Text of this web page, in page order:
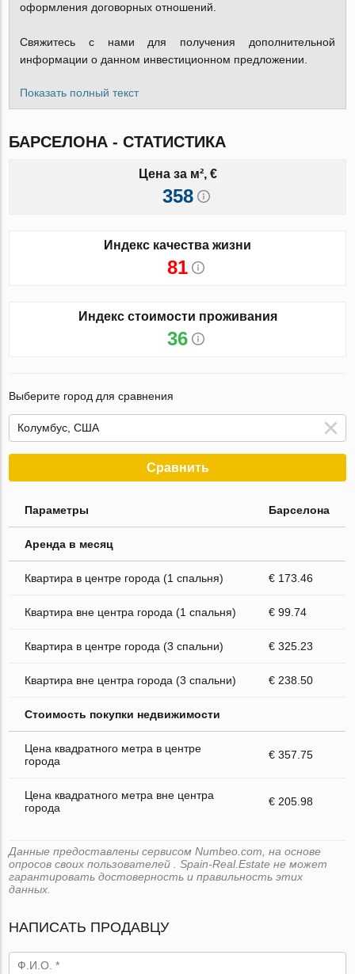
оформления договорных отношений.
Свяжитесь с нами для получения дополнительной
информации о данном инвестиционном предложении.
Показать полный текст
БАРСЕЛОНА - СТАТИСТИКА
Цена за м², €
358
Индекс качества жизни
81
Индекс стоимости проживания
36
Выберите город для сравнения
Сравнить
Параметры Барселона
Аренда в месяц
Квартира в центре города (1 спальня) € 173.46
Квартира вне центра города (1 спальня) € 99.74
Квартира в центре города (3 спальни) € 325.23
Квартира вне центра города (3 спальни) € 238.50
Стоимость покупки недвижимости
Цена квадратного метра в центре
города
€ 357.75
Цена квадратного метра вне центра
города
€ 205.98
Данные предоставлены сервисом Numbeo.com, на основе
опросов своих пользователей . Spain-Real.Estate не может
гарантировать достоверность и правильность этих
данных.
НАПИСАТЬ ПРОДАВЦУ